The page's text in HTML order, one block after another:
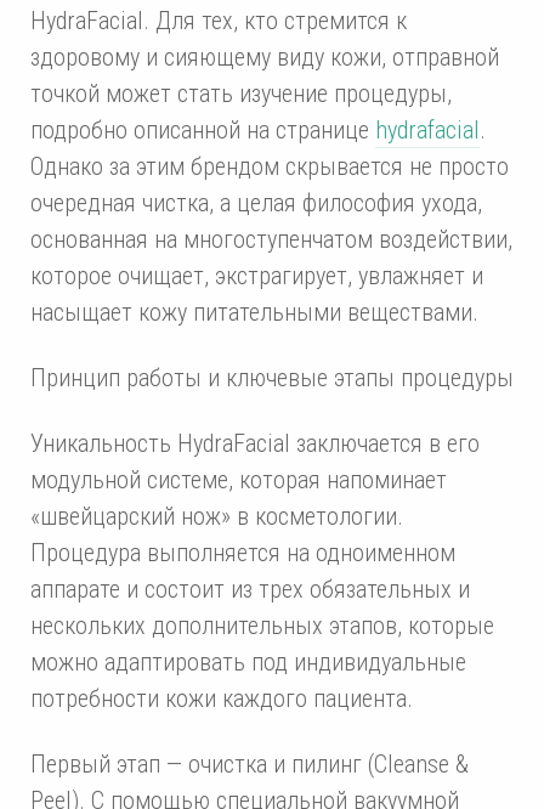
HydraFacial. Для тех, кто стремится к
здоровому и сияющему виду кожи, отправной
точкой может стать изучение процедуры,
подробно описанной на странице hydrafacial.
Однако за этим брендом скрывается не просто
очередная чистка, а целая философия ухода,
основанная на многоступенчатом воздействии,
которое очищает, экстрагирует, увлажняет и
насыщает кожу питательными веществами.
Принцип работы и ключевые этапы процедуры
Уникальность HydraFacial заключается в его
модульной системе, которая напоминает
«швейцарский нож» в косметологии.
Процедура выполняется на одноименном
аппарате и состоит из трех обязательных и
нескольких дополнительных этапов, которые
можно адаптировать под индивидуальные
потребности кожи каждого пациента.
Первый этап — очистка и пилинг (Cleanse &
Peel). С помощью специальной вакуумной